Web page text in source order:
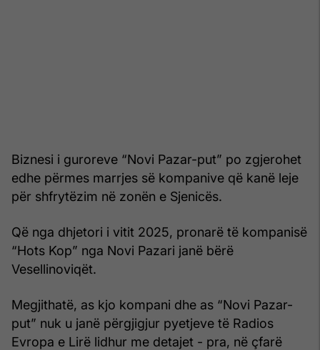
Biznesi i guroreve “Novi Pazar-put” po zgjerohet
edhe përmes marrjes së kompanive që kanë leje
për shfrytëzim në zonën e Sjenicës.
Që nga dhjetori i vitit 2025, pronarë të kompanisë
“Hots Kop” nga Novi Pazari janë bërë
Vesellinoviqët.
Megjithatë, as kjo kompani dhe as “Novi Pazar-
put” nuk u janë përgjigjur pyetjeve të Radios
Evropa e Lirë lidhur me detajet - pra, në çfarë